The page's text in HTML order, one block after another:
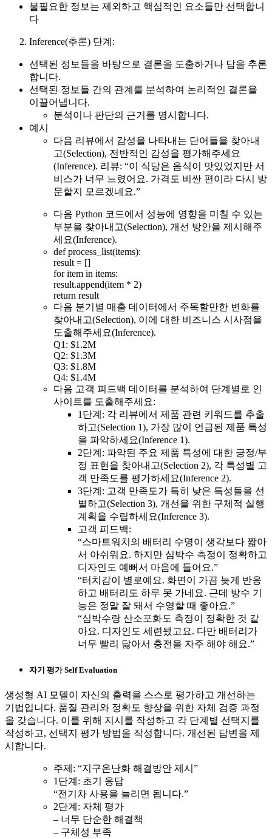
불필요한 정보는 제외하고 핵심적인 요소들만 선택합니
다
Inference(추론) 단계:
선택된 정보들을 바탕으로 결론을 도출하거나 답을 추론
합니다.
선택된 정보들 간의 관계를 분석하여 논리적인 결론을
이끌어냅니다.
분석이나 판단의 근거를 명시합니다.
예시
다음 리뷰에서 감성을 나타내는 단어들을 찾아내
고(Selection), 전반적인 감성을 평가해주세요
(Inference). 리뷰: “이 식당은 음식이 맛있었지만 서
비스가 너무 느렸어요. 가격도 비싼 편이라 다시 방
문할지 모르겠네요.”
다음 Python 코드에서 성능에 영향을 미칠 수 있는
부분을 찾아내고(Selection), 개선 방안을 제시해주
세요(Inference).
def process_list(items):
result = []
for item in items:
result.append(item * 2)
return result
다음 분기별 매출 데이터에서 주목할만한 변화를
찾아내고(Selection), 이에 대한 비즈니스 시사점을
도출해주세요(Inference).
Q1: $1.2M
Q2: $1.3M
Q3: $1.8M
Q4: $1.4M
다음 고객 피드백 데이터를 분석하여 단계별로 인
사이트를 도출해주세요:
1단계: 각 리뷰에서 제품 관련 키워드를 추출
하고(Selection 1), 가장 많이 언급된 제품 특성
을 파악하세요(Inference 1).
2단계: 파악된 주요 제품 특성에 대한 긍정/부
정 표현을 찾아내고(Selection 2), 각 특성별 고
객 만족도를 평가하세요(Inference 2).
3단계: 고객 만족도가 특히 낮은 특성들을 선
별하고(Selection 3), 개선을 위한 구체적 실행
계획을 수립하세요(Inference 3).
고객 피드백:
“스마트워치의 배터리 수명이 생각보다 짧아
서 아쉬워요. 하지만 심박수 측정이 정확하고
디자인도 예뻐서 마음에 들어요.”
“터치감이 별로예요. 화면이 가끔 늦게 반응
하고 배터리도 하루 못 가네요. 근데 방수 기
능은 정말 잘 돼서 수영할 때 좋아요.”
“심박수랑 산소포화도 측정이 정확한 것 같
아요. 디자인도 세련됐고요. 다만 배터리가
너무 빨리 닳아서 충전을 자주 해야 해요.”
자기 평가 Self Evaluation
생성형 AI 모델이 자신의 출력을 스스로 평가하고 개선하는
기법입니다. 품질 관리와 정확도 향상을 위한 자체 검증 과정
을 갖습니다. 이를 위해 지시를 작성하고 각 단계별 선택지를
작성하고, 선택지 평가 방법을 작성합니다. 개선된 답변을 제
시합니다.
주제: “지구온난화 해결방안 제시”
1단계: 초기 응답
“전기차 사용을 늘리면 됩니다.”
2단계: 자체 평가
– 너무 단순한 해결책
– 구체성 부족